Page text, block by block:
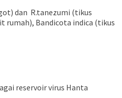
dan R.tanezumi (tikus
rumah), Bandicota indica (tikus
reservoir virus Hanta